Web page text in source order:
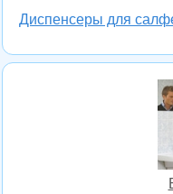
Диспенсеры для